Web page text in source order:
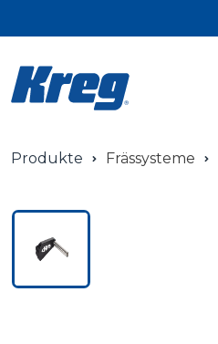
Produkte Frässysteme